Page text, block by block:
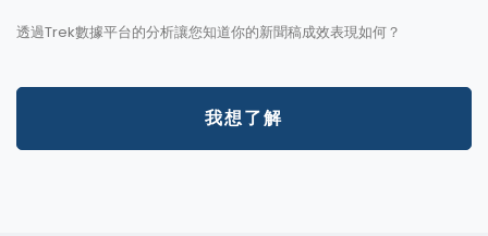
透過Trek數據平台的分析讓您知道你的新聞稿成效表現如何？
我想了解